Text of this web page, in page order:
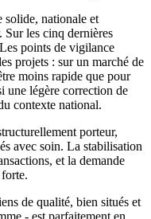
solide, nationale et
Sur les cinq dernières
points de vigilance
projets : sur un marché de
moins rapide que pour
une légère correction de
contexte national.
porteur,
avec soin. La stabilisation
et la demande
de qualité, bien situés et